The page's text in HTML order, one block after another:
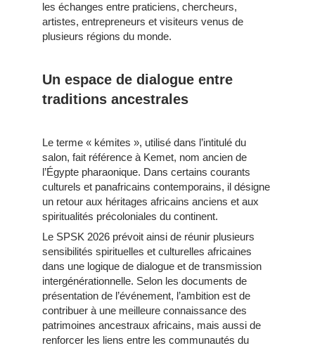
les échanges entre praticiens, chercheurs,
artistes, entrepreneurs et visiteurs venus de
plusieurs régions du monde.
Un espace de dialogue entre
traditions ancestrales
Le terme « kémites », utilisé dans l’intitulé du
salon, fait référence à Kemet, nom ancien de
l’Égypte pharaonique. Dans certains courants
culturels et panafricains contemporains, il désigne
un retour aux héritages africains anciens et aux
spiritualités précoloniales du continent.
Le SPSK 2026 prévoit ainsi de réunir plusieurs
sensibilités spirituelles et culturelles africaines
dans une logique de dialogue et de transmission
intergénérationnelle. Selon les documents de
présentation de l’événement, l’ambition est de
contribuer à une meilleure connaissance des
patrimoines ancestraux africains, mais aussi de
renforcer les liens entre les communautés du